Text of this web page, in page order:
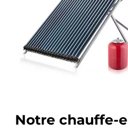
Notre chauffe-